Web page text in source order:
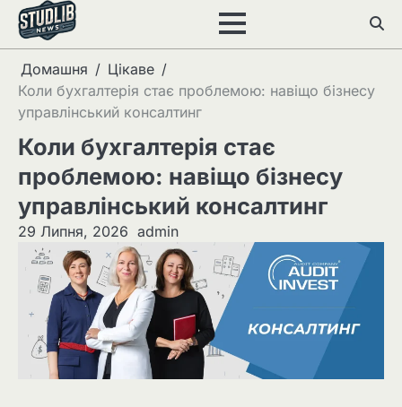
Перейти
вмісту
Домашня
Цікаве
Коли бухгалтерія стає проблемою: навіщо бізнесу
управлінський консалтинг
Коли бухгалтерія стає
проблемою: навіщо бізнесу
управлінський консалтинг
29 Липня, 2026 admin